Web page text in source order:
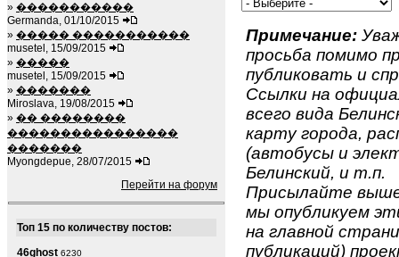
» �����������
Germanda, 01/10/2015
» ����� �����������
musetel, 15/09/2015
» �����
musetel, 15/09/2015
» �������
Miroslava, 19/08/2015
» �� ��������
����������������
�������
Myongdepue, 28/07/2015
Перейти на форум
Топ 15 по количеству постов:
46ghost 6230
Примечание:
просьба помимо
публиковать и
Ссылки на
всего вида
карту города,
(автобусы и
Белинский, и т.п.
Присылайте
мы опубликуем
на главной
публикаций)